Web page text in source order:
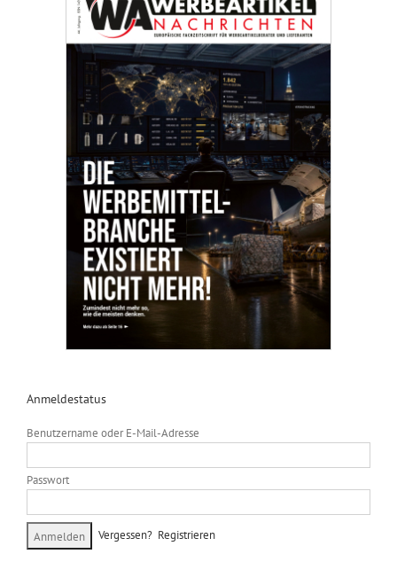
Anmeldestatus
Benutzername oder E-Mail-Adresse
Passwort
Vergessen? Registrieren